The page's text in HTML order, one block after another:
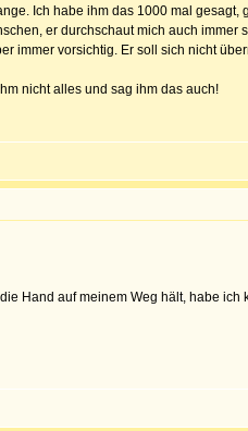
Ich habe ihm das 1000 mal
er durchschaut mich auch immer
immer vorsichtig. Er soll sich nicht
nicht alles und sag ihm das auch!
Hand auf meinem Weg hält, habe ich